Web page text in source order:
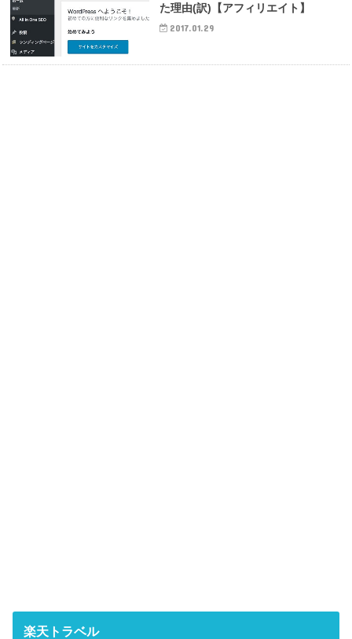
た理由(訳)【アフィリエイト】
2017.01.29
楽天トラベル